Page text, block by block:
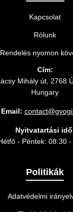
Kapcsolat
Rólunk
Rendelés nyomon
Cím:
Mihály út, 2768
Hungary
Email:
Nyitvatartási
- Péntek: 08:30
Politikák
Adatvédelmi